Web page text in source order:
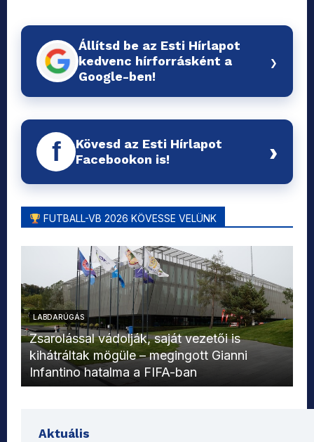
Állítsd be az Esti Hírlapot
kedvenc hírforrásként a
Google-ben!
›
f
Kövesd az Esti Hírlapot
Facebookon is!
›
FUTBALL-VB 2026 KÖVESSE VELÜNK
LABDARÚGÁS
Zsarolással vádolják, saját vezetői is
kihátráltak mögüle – megingott Gianni
Infantino hatalma a FIFA-ban
Aktuális